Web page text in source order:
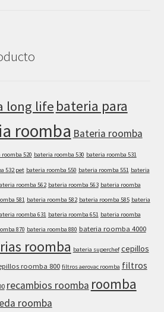
long life bateria para
roomba Bateria roomba
520 bateria roomba 530 bateria roomba 531
532 pet bateria roomba 550 bateria roomba 551 bateria
roomba 562 bateria roomba 563 bateria roomba
581 bateria roomba 582 bateria roomba 585 bateria
roomba 631 bateria roomba 651 bateria roomba
870 bateria roomba 880 bateria roomba 4000
roomba bateria superchef cepillos
roomba 800 filtros aerovac roomba filtros
recambios roomba roomba
roomba